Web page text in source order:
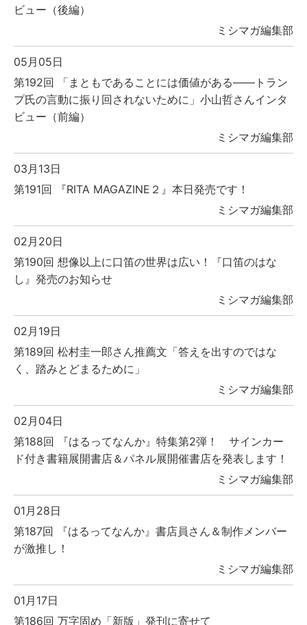
ビュー（後編）
ミシマガ編集部
05月05日
第192回 「まともであることには価値がある――トラン
プ氏の言動に振り回されないために」小山哲さんインタ
ビュー（前編）
ミシマガ編集部
03月13日
第191回 『RITA MAGAZINE２』本日発売です！
ミシマガ編集部
02月20日
第190回 想像以上に口笛の世界は広い！『口笛のはな
し』発売のお知らせ
ミシマガ編集部
02月19日
第189回 松村圭一郎さん推薦文「答えを出すのではな
く、踏みとどまるために」
ミシマガ編集部
02月04日
第188回 『はるってなんか』特集第2弾！ サインカー
ド付き書籍展開書店＆パネル展開催書店を発表します！
ミシマガ編集部
01月28日
第187回 『はるってなんか』書店員さん＆制作メンバー
が激推し！
ミシマガ編集部
01月17日
第186回 万字固め「新版」発刊に寄せて